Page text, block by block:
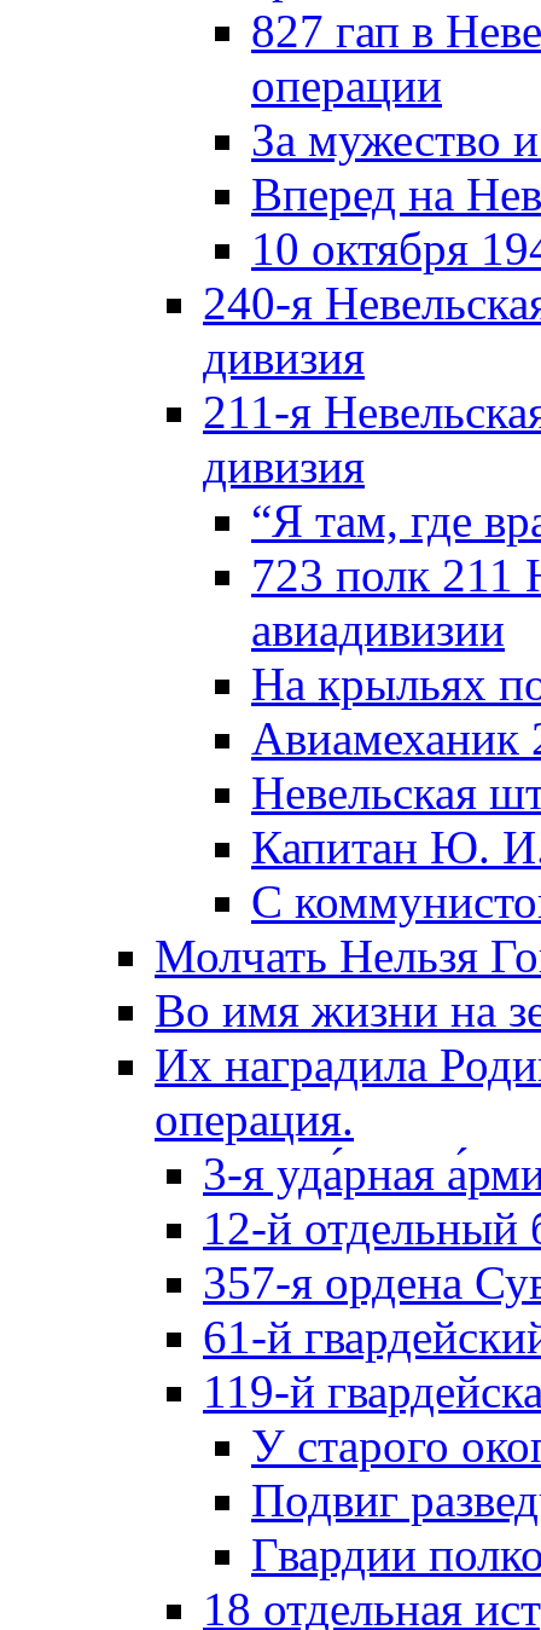
827 гап в
операции
За мужество
Вперед на
10 октября
240-я
дивизия
211-я
дивизия
“Я там, где
723 полк 211
авиадивизии
На крыльях
Невельская
Капитан Ю.
С
Молчать Нельзя
Во имя жизни на
Их наградила
операция.
3-я уда́рная
12-й отдельный
357-я ордена
61-й
119-й
У старого
Подвиг
Гвардии
18 отдельная